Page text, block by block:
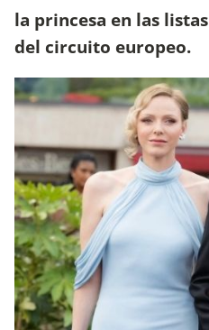
la princesa en las
del circuito europeo.